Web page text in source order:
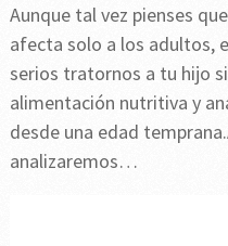
Aunque tal vez pienses
afecta solo a los adultos,
serios tratornos a tu hijo
alimentación nutritiva y
desde una edad
analizaremos…